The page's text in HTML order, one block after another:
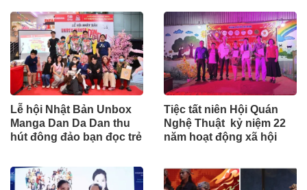
trở về của yêu thương và
lòng biết ơn
Lễ hội Nhật Bản Unbox
Manga Dan Da Dan thu
hút đông đảo bạn đọc trẻ
Tiệc tất niên Hội Quán
Nghệ Thuật kỷ niệm 22
năm hoạt động xã hội